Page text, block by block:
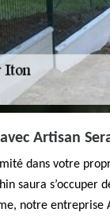
Artisan
dans votre
saura s’occuper
notre entreprise